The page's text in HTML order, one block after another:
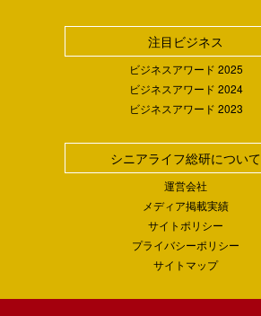
注目ビジネス
ビジネスアワード 2025
ビジネスアワード 2024
ビジネスアワード 2023
シニアライフ総研について
運営会社
メディア掲載実績
サイトポリシー
プライバシーポリシー
サイトマップ